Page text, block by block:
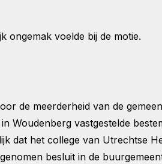
ongemak voelde bij de motie.
de meerderheid van de
Woudenberg vastgestelde
dat het college van Utrechtse
besluit in de